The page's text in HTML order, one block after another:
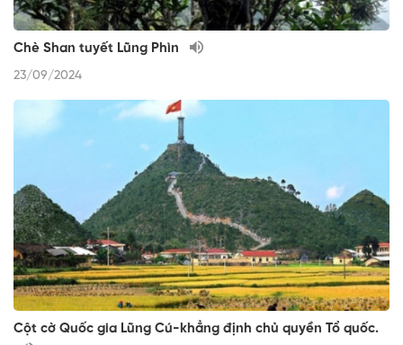
Chè Shan tuyết Lũng Phìn
23/09/2024
Cột cờ Quốc gia Lũng Cú-khẳng định chủ quyền Tổ quốc.